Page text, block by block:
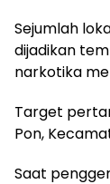
Sejumlah
dijadikan
narkotika
Target
Pon,
Saat